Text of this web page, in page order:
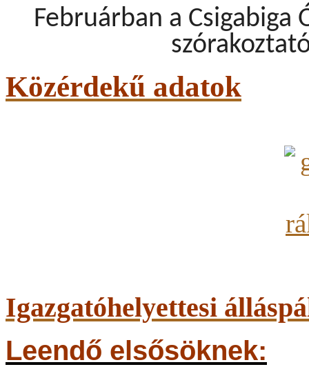
Februárban a
Közérdekű adatok
Igazgatóhelyettesi
Leendő elsősöknek: